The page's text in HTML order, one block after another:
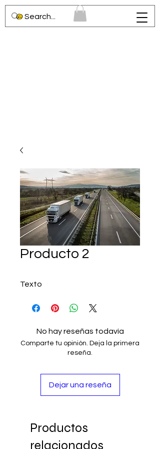
Producto 2
Texto
No hay reseñas todavía
Comparte tu opinión. Deja la primera
reseña.
Dejar una reseña
Productos
relacionados